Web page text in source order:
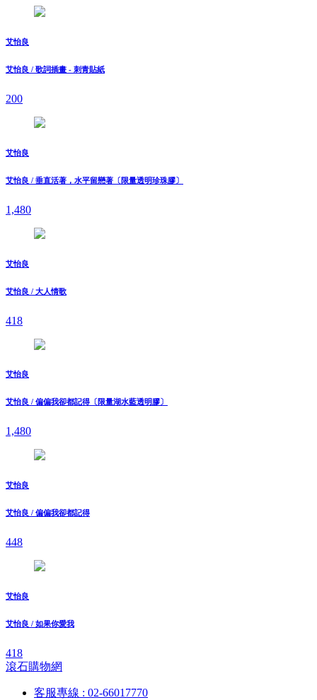
艾怡良
艾怡良 / 歌詞插畫 - 刺青貼紙
200
艾怡良
艾怡良 / 垂直活著，水平留戀著〔限量透明珍珠膠〕
1,480
艾怡良
艾怡良 / 大人情歌
418
艾怡良
艾怡良 / 偏偏我卻都記得〔限量湖水藍透明膠〕
1,480
艾怡良
艾怡良 / 偏偏我卻都記得
448
艾怡良
艾怡良 / 如果你愛我
418
滾石購物網
客服專線 : 02-66017770